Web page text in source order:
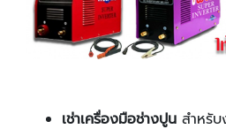
เช่าเครื่องมือช่างปูน สำหรั